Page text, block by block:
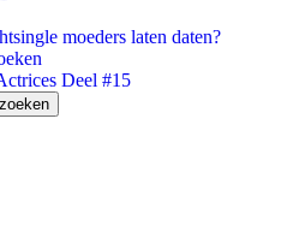
moeders laten daten?
Deel #15